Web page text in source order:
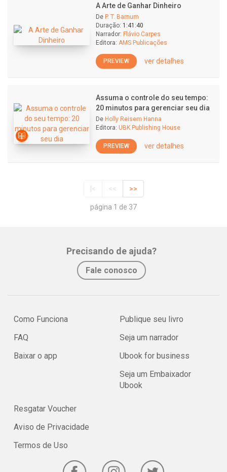
A Arte de Ganhar Dinheiro
De P. T. Barnum
Duração: 1:41:40
Narrador: Flávio Carpes
Editora: AMS Publicações
PREVIEW ver detalhes
Assuma o controle do seu tempo:
20 minutos para gerenciar seu dia
De Holly Reisem Hanna
Editora: UBK Publishing House
PREVIEW ver detalhes
|< << >>
página 1 de 37
Precisando de ajuda?
Fale conosco
Como Funciona
FAQ
Baixar o app
Publique seu livro
Seja um narrador
Ubook for business
Seja um Embaixador
Ubook
Resgatar Voucher
Aviso de Privacidade
Termos de Uso